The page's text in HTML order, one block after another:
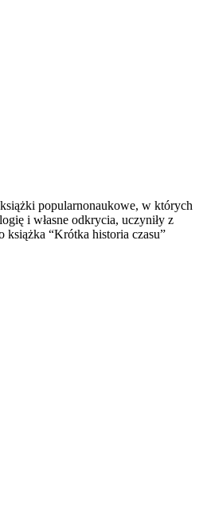
popularnonaukowe, w których
i własne odkrycia, uczyniły z
książka “Krótka historia czasu”